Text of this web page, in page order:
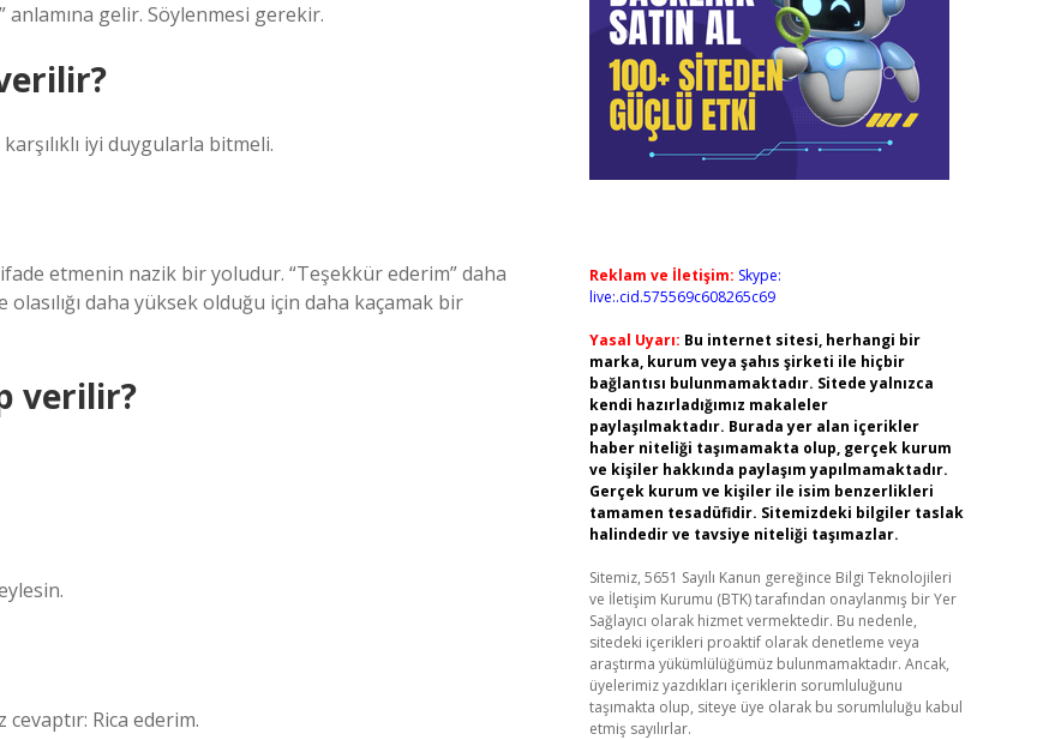
anlamına gelir. Söylenmesi gerekir.
iyi duygularla bitmeli.
etmenin nazik bir yoludur. “Teşekkür ederim” daha
daha yüksek olduğu için daha kaçamak bir
verilir?
Rica ederim.
Reklam ve İletişim: Skype:
live:.cid.575569c608265c69
Yasal Uyarı: Bu internet sitesi, herhangi bir
marka, kurum veya şahıs şirketi ile hiçbir
bağlantısı bulunmamaktadır. Sitede yalnızca
kendi hazırladığımız makaleler
paylaşılmaktadır. Burada yer alan içerikler
haber niteliği taşımamakta olup, gerçek kurum
ve kişiler hakkında paylaşım yapılmamaktadır.
Gerçek kurum ve kişiler ile isim benzerlikleri
tamamen tesadüfidir. Sitemizdeki bilgiler taslak
halindedir ve tavsiye niteliği taşımazlar.
Sitemiz, 5651 Sayılı Kanun gereğince Bilgi Teknolojileri
ve İletişim Kurumu (BTK) tarafından onaylanmış bir Yer
Sağlayıcı olarak hizmet vermektedir. Bu nedenle,
sitedeki içerikleri proaktif olarak denetleme veya
araştırma yükümlülüğümüz bulunmamaktadır. Ancak,
üyelerimiz yazdıkları içeriklerin sorumluluğunu
taşımakta olup, siteye üye olarak bu sorumluluğu kabul
etmiş sayılırlar.